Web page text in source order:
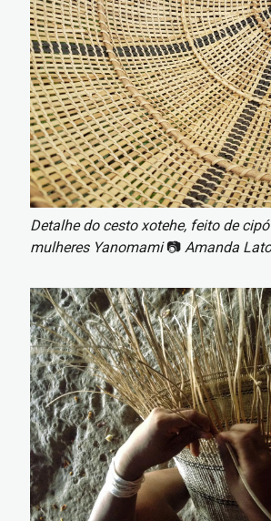
Detalhe do cesto xotehe, feito de
mulheres Yanomami📷 Amanda
Imagem